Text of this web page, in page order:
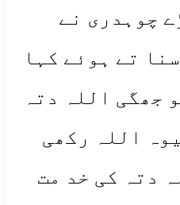
چوہدری نے
تے ہوئے کہا
جھگی اللہ دتہ
اللہ رکھی
دتہ کی خد مت